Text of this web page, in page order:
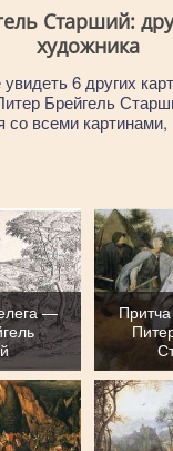
Старший:
художника
6 других
Брейгель
со всеми картинами,
—